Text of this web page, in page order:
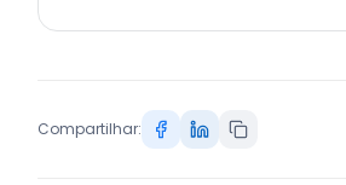
Compartilhar: